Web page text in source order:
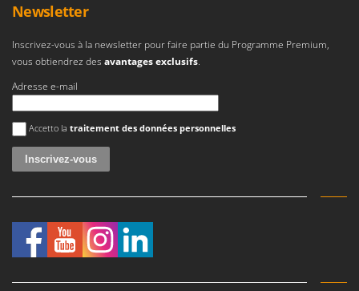
W
Waldner
Weber
WIDU
Wiper EcoRobot
Wortex
Y Yard Force
Z
Zanon
Newsletter
Inscrivez-vous à la newsletter pour faire partie du Programme Premium,
vous obtiendrez des avantages exclusifs.
Adresse e-mail
Une erreur est survenue
Accetto la traitement des données personnelles